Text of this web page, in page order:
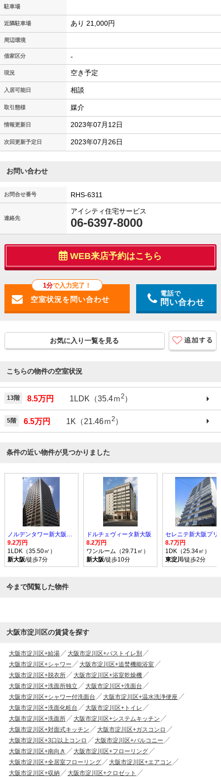
駐車場
近隣駐車場 あり 21,000円
周辺環境
借家区分 -
現況 空き予定
入居可能日 相談
取引態様 媒介
情報更新日 2023年07月12日
次回更新予定日 2023年07月26日
お問い合わせ
お問合せ番号 RHS-6311
連絡先
アイシティ住宅サービス
06-6397-8000
WEB来店予約はこちら
1分で入力完了！
電話で
問い合わせ
お気に入り一覧を見る
こちらの物件の空室状況
13階 8.5万円 1LDK（35.4ｍ2）
5階 6.5万円 1K（21.46ｍ 2）
条件の近い物件が見つかりました
ノルデンタワー新大阪プレミアム
9.2万円
1LDK（35.50㎡）
新大阪/徒歩7分
ドルチェヴィータ新大阪
8.2万円
ワンルーム（29.71㎡）
新大阪/徒歩10分
セレニテ新大阪プリ
8.7万円
1DK（25.34㎡）
東淀川 /徒歩2分
今まで閲覧した物件
大阪市淀川区の賃貸を探す
大阪市淀川区+給湯
大阪市淀川区+バストイレ別
大阪市淀川区+シャワー
大阪市淀川区+追焚機能浴室
大阪市淀川区+脱衣所
大阪市淀川区+浴室乾燥機
大阪市淀川区+洗面所独立
大阪市淀川区+洗面台
大阪市淀川区+シャワー付洗面台
大阪市淀川区+温水洗浄便座
大阪市淀川区+洗面化粧台
大阪市淀川区+トイレ
大阪市淀川区+洗面所
大阪市淀川区+システムキッチン
大阪市淀川区+対面式キッチン
大阪市淀川区+ガスコンロ
大阪市淀川区+3口以上コンロ
大阪市淀川区+バルコニー
大阪市淀川区+南向き
大阪市淀川区+フローリング
大阪市淀川区+全居室フローリング
大阪市淀川区+エアコン
大阪市淀川区+収納
大阪市淀川区+クロゼット